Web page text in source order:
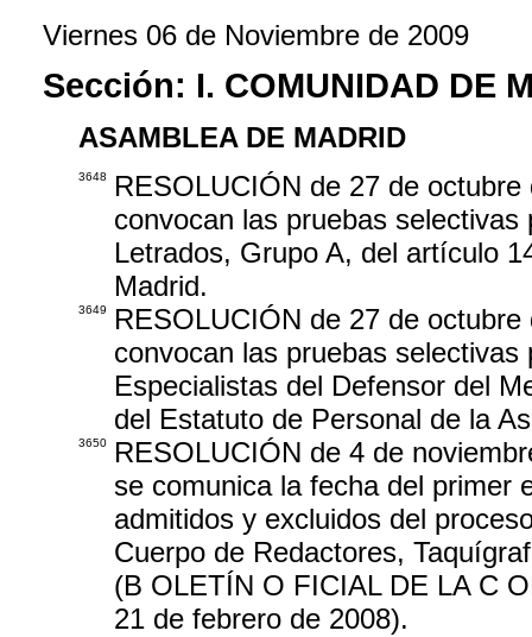
Viernes 06 de Noviembre de 2009
Sección: I. COMUNIDAD DE
ASAMBLEA DE MADRID
3648
RESOLUCIÓN de 27 de
convocan las pruebas
Letrados, Grupo A, del artículo
Madrid.
3649
RESOLUCIÓN de 27 de
convocan las pruebas
Especialistas del Defensor del
del Estatuto de Personal de la
3650
RESOLUCIÓN de 4 de
se comunica la fecha del primer
admitidos y excluidos del
Cuerpo de Redactores,
(B OLETÍN O FICIAL DE LA C
21 de febrero de 2008).